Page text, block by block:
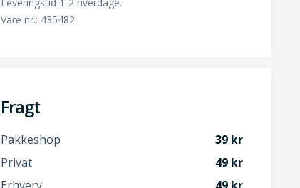
Vare nr.: 435482
Fragt
Pakkeshop
39
Privat
49